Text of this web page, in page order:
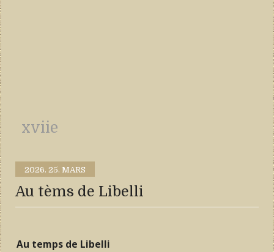
xviie
2026. 25. MARS
Au tèms de Libelli
Au temps de Libelli